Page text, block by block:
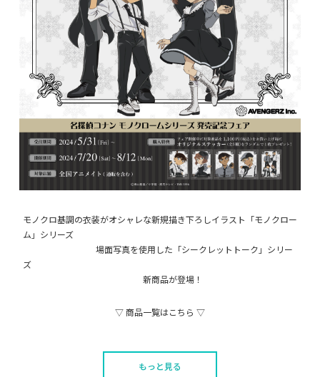
モノクロ基調の衣装がオシャレな新規描き下ろしイラスト「モノクロー
ム」シリーズ
場面写真を使用した「シークレットトーク」シリー
ズ
新商品が登場！
▽ 商品一覧はこちら ▽
もっと見る